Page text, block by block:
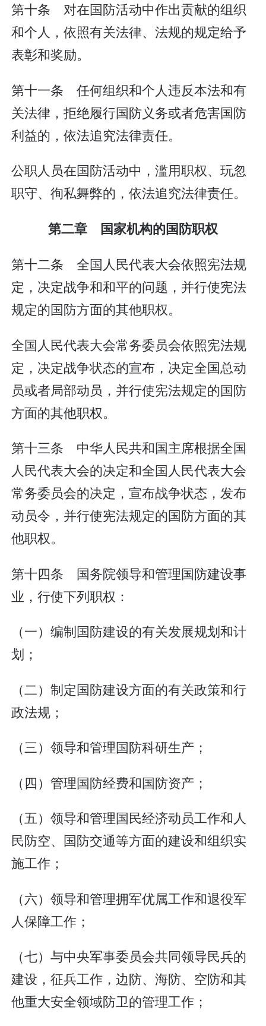
第十条 对在国防活动中作出贡献的组织
和个人，依照有关法律、法规的规定给予
表彰和奖励。
第十一条 任何组织和个人违反本法和有
关法律，拒绝履行国防义务或者危害国防
利益的，依法追究法律责任。
公职人员在国防活动中，滥用职权、玩忽
职守、徇私舞弊的，依法追究法律责任。
第二章 国家机构的国防职权
第十二条 全国人民代表大会依照宪法规
定，决定战争和和平的问题，并行使宪法
规定的国防方面的其他职权。
全国人民代表大会常务委员会依照宪法规
定，决定战争状态的宣布，决定全国总动
员或者局部动员，并行使宪法规定的国防
方面的其他职权。
第十三条 中华人民共和国主席根据全国
人民代表大会的决定和全国人民代表大会
常务委员会的决定，宣布战争状态，发布
动员令，并行使宪法规定的国防方面的其
他职权。
第十四条 国务院领导和管理国防建设事
业，行使下列职权：
（一）编制国防建设的有关发展规划和计
划；
（二）制定国防建设方面的有关政策和行
政法规；
（三）领导和管理国防科研生产；
（四）管理国防经费和国防资产；
（五）领导和管理国民经济动员工作和人
民防空、国防交通等方面的建设和组织实
施工作；
（六）领导和管理拥军优属工作和退役军
人保障工作；
（七）与中央军事委员会共同领导民兵的
建设，征兵工作，边防、海防、空防和其
他重大安全领域防卫的管理工作；